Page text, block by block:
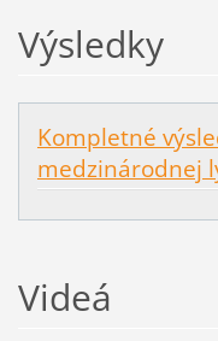
Výsledky
Kompletné
medzinárodnej
Videá